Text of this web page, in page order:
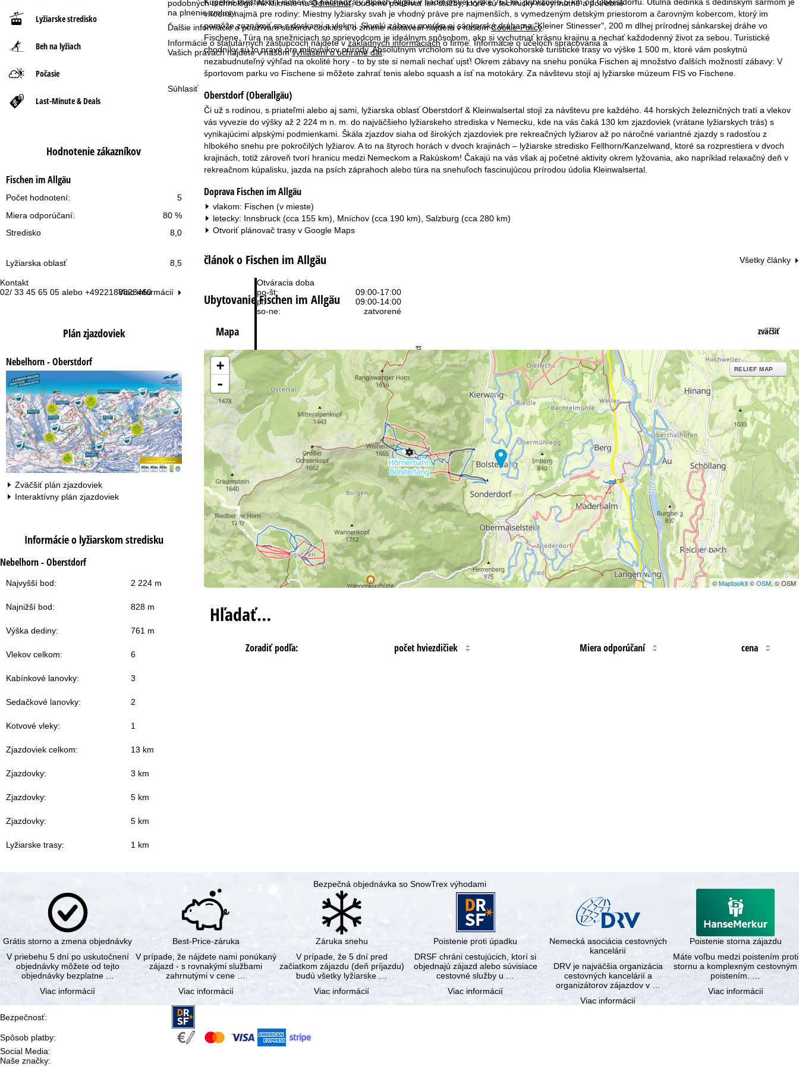
podobných technológií. Ak kliknete naOdmietnuť, budeme používať len služby, ktoré sú technicky nevyhnutné a potrebné
na plnenie zmluvy.
Ďalšie informácie o používaní súborov cookies a o zmene nastavení nájdete v našomCookie-Policy.
Informácie o štatutárnych zástupcoch nájdete vzákladných informáciácho firme. Informácie o účeloch spracovania a
Vašich právach nájdete v našomvyhlásení o ochrane dát.
Súhlasiť
Kontakt
02/ 33 45 65 05 alebo +4922188828460
Otváracia doba
po-št:
09:00-17:00
pi:
09:00-14:00
so-ne:
zatvorené
Ku kontaktom
Kontakt
Lyžiarske stredisko
Beh na lyžiach
Počasie
Last-Minute & Deals
Hodnotenie zákazníkov
Fischen im Allgäu
5
Počet hodnotení:
80 %
Miera odporúčaní:
Stredisko
8,0
Lyžiarska oblasť 8,5
Viac informácií
Plán zjazdoviek
Nebelhorn - Oberstdorf
Zväčšiť plán zjazdoviek
Interaktívny plán zjazdoviek
Informácie o lyžiarskom stredisku
Nebelhorn - Oberstdorf
Najvyšší bod: 2 224 m
Najnižší bod: 828 m
Výška dediny: 761 m
Vlekov celkom: 6
Kabínkové lanovky: 3
Sedačkové lanovky: 2
Kotvové vleky: 1
Zjazdoviek celkom: 13 km
Zjazdovky: 3 km
Zjazdovky: 5 km
Zjazdovky: 5 km
Lyžiarske trasy: 1 km
n
á
s
t
r
á
n
k
a
vhodná najmä pre rodiny: Miestny lyžiarsky svah je vhodný práve pre najmenších, s vymedzeným detským priestorom a čarovným kobercom, ktorý im
pomôže zoznámiť sa s doskami a vlekmi. Skvelú zábavu ponúka aj sánkarská dráha na "Kleiner Stinesser", 200 m dlhej prírodnej sánkarskej dráhe vo
Fischene. Túra na snežniciach so sprievodcom je ideálnym spôsobom, ako si vychutnať krásnu krajinu a nechať každodenný život za sebou. Turistické
chodníky sú to pravé pre milovníkov prírody. Absolútnym vrcholom sú tu dve vysokohorské turistické trasy vo výške 1 500 m, ktoré vám poskytnú
nezabudnuteľný výhľad na okolité hory - to by ste si nemali nechať ujsť! Okrem zábavy na snehu ponúka Fischen aj množstvo ďalších možností zábavy: V
športovom parku vo Fischene si môžete zahrať tenis alebo squash a ísť na motokáry. Za návštevu stojí aj lyžiarske múzeum FIS vo Fischene.
Oberstdorf (Oberallgäu)
Či už s rodinou, s priateľmi alebo aj sami, lyžiarska oblasť Oberstdorf & Kleinwalsertal stojí za návštevu pre každého. 44 horských železničných tratí a vlekov
vás vyvezie do výšky až 2 224 m n. m. do najväčšieho lyžiarskeho strediska v Nemecku, kde na vás čaká 130 km zjazdoviek (vrátane lyžiarskych trás) s
vynikajúcimi alpskými podmienkami. Škála zjazdov siaha od širokých zjazdoviek pre rekreačných lyžiarov až po náročné variantné zjazdy s radosťou z
hlbokého snehu pre pokročilých lyžiarov. A to na štyroch horách v dvoch krajinách – lyžiarske stredisko Fellhorn/Kanzelwand, ktoré sa rozprestiera v dvoch
krajinách, totiž zároveň tvorí hranicu medzi Nemeckom a Rakúskom! Čakajú na vás však aj početné aktivity okrem lyžovania, ako napríklad relaxačný deň v
rekreačnom kúpalisku, jazda na psích záprahoch alebo túra na snehuľoch fascinujúcou prírodou údolia Kleinwalsertal.
Doprava Fischen im Allgäu
vlakom: Fischen (v mieste)
letecky: Innsbruck (cca 155 km), Mníchov (cca 190 km), Salzburg (cca 280 km)
Otvoriť plánovač trasy v Google Maps
článok o Fischen im Allgäu Všetky články
Ubytovanie Fischen im Allgäu
Mapa zväčšiť
+
-
RELIEF MAP
©Maptoolkit©OSM, © OSM
Hľadať…
Zoradiť podľa: počet hviezdičiek Miera odporúčaní cena
Bezpečná objednávka so SnowTrex výhodami
Grátis storno a zmena objednávky
V priebehu 5 dní po uskutočnení
objednávky môžete od tejto
objednávky bezplatne …
Viac informácií
Best-Price-záruka
V prípade, že nájdete nami ponúkaný
zájazd - s rovnakými službami
zahrnutými v cene …
Viac informácií
Záruka snehu
V prípade, že 5 dní pred
začiatkom zájazdu (deň príjazdu)
budú všetky lyžiarske …
Viac informácií
Poistenie proti úpadku
DRSF chráni cestujúcich, ktorí si
objednajú zájazd alebo súvisiace
cestovné služby u …
Viac informácií
Nemecká asociácia cestovných
kancelárií
DRV je najväčšia organizácia
cestovných kancelárií a
organizátorov zájazdov v …
Viac informácií
Poistenie storna zájazdu
Máte voľbu medzi poistením proti
stornu a komplexným cestovným
poistením. …
Viac informácií
Bezpečnosť:
Spôsob platby:
Social Media:
Naše značky: